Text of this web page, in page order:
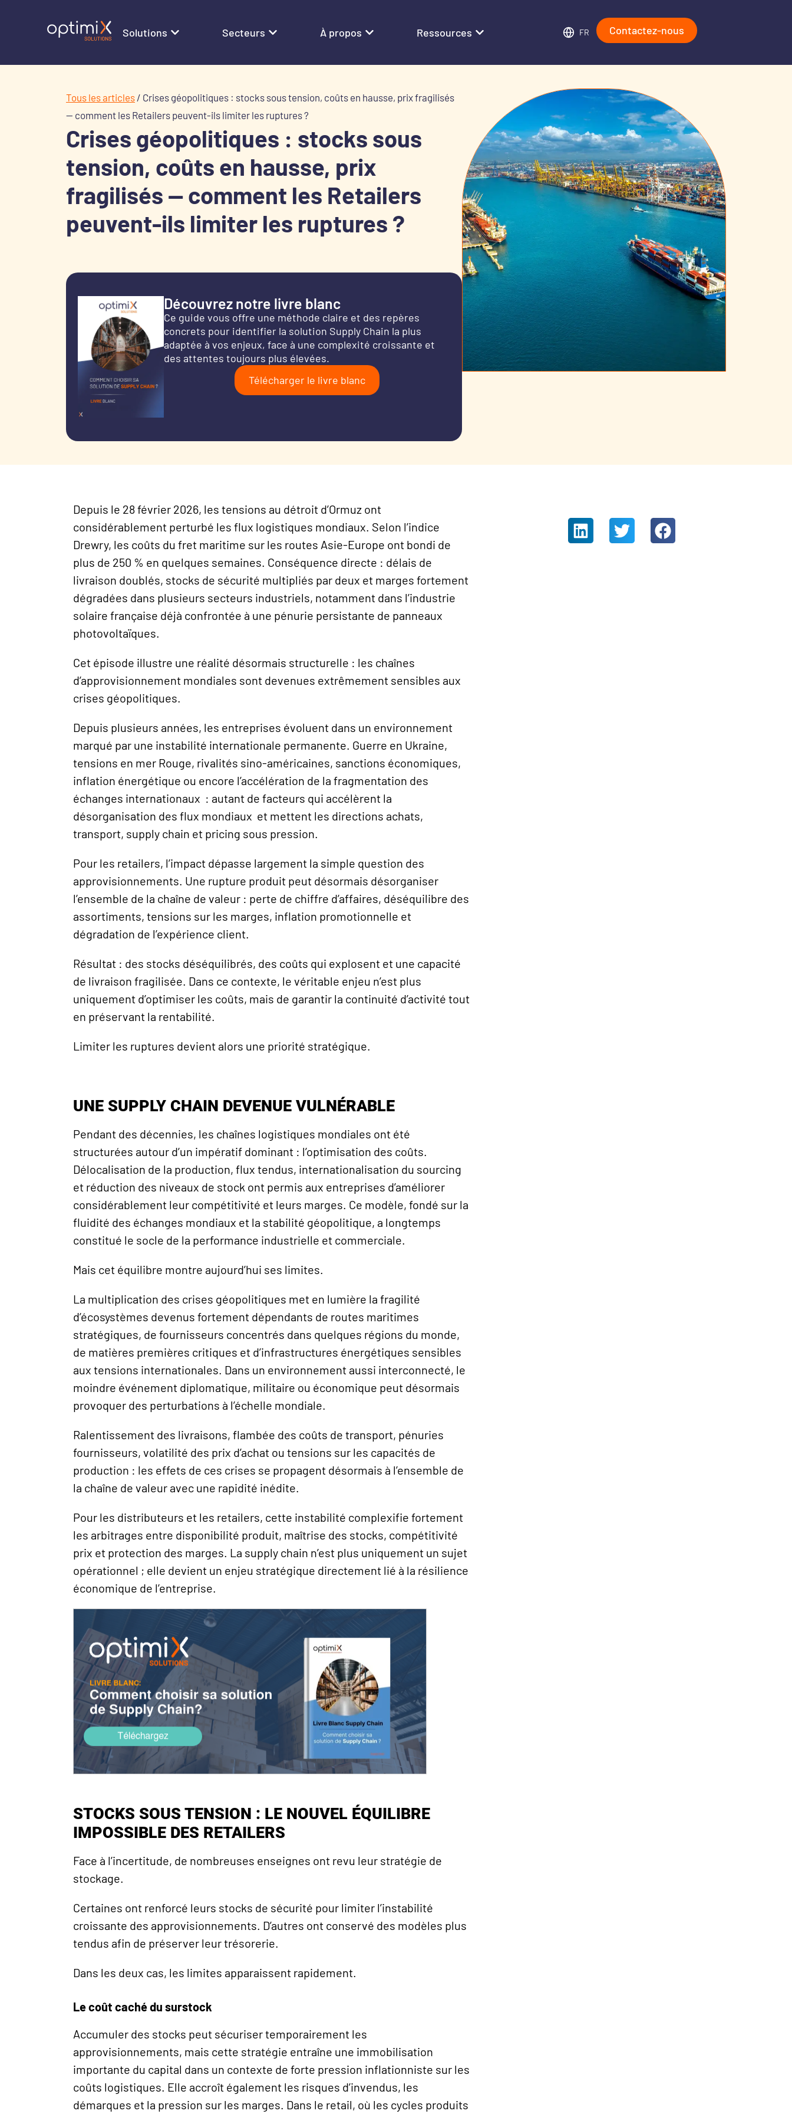
Solutions Secteurs À propos Ressources FR Contactez-nous
Tous les articles / Crises géopolitiques : stocks sous tension, coûts en hausse, prix fragilisés
— comment les Retailers peuvent-ils limiter les ruptures ?
Crises géopolitiques : stocks sous
tension, coûts en hausse, prix
fragilisés — comment les Retailers
peuvent-ils limiter les ruptures ?
Découvrez notre livre blanc
Ce guide vous offre une méthode claire et des repères
concrets pour identifier la solution Supply Chain la plus
adaptée à vos enjeux, face à une complexité croissante et
des attentes toujours plus élevées.
Télécharger le livre blanc
Depuis le 28 février 2026, les tensions au détroit d’Ormuz ont
considérablement perturbé les flux logistiques mondiaux. Selon l’indice
Drewry, les coûts du fret maritime sur les routes Asie-Europe ont bondi de
plus de 250 % en quelques semaines. Conséquence directe : délais de
livraison doublés, stocks de sécurité multipliés par deux et marges fortement
dégradées dans plusieurs secteurs industriels, notamment dans l’industrie
solaire française déjà confrontée à une pénurie persistante de panneaux
photovoltaïques.
Cet épisode illustre une réalité désormais structurelle : les chaînes
d’approvisionnement mondiales sont devenues extrêmement sensibles aux
crises géopolitiques.
Depuis plusieurs années, les entreprises évoluent dans un environnement
marqué par une instabilité internationale permanente. Guerre en Ukraine,
tensions en mer Rouge, rivalités sino-américaines, sanctions économiques,
inflation énergétique ou encore l’accélération de la fragmentation des
échanges internationaux : autant de facteurs qui accélèrent la
désorganisation des flux mondiaux et mettent les directions achats,
transport, supply chain et pricing sous pression.
Pour les retailers, l’impact dépasse largement la simple question des
approvisionnements. Une rupture produit peut désormais désorganiser
l’ensemble de la chaîne de valeur : perte de chiffre d’affaires, déséquilibre des
assortiments, tensions sur les marges, inflation promotionnelle et
dégradation de l’expérience client.
Résultat : des stocks déséquilibrés, des coûts qui explosent et une capacité
de livraison fragilisée. Dans ce contexte, le véritable enjeu n’est plus
uniquement d’optimiser les coûts, mais de garantir la continuité d’activité tout
en préservant la rentabilité.
Limiter les ruptures devient alors une priorité stratégique.
UNE SUPPLY CHAIN DEVENUE VULNÉRABLE
Pendant des décennies, les chaînes logistiques mondiales ont été
structurées autour d’un impératif dominant : l’optimisation des coûts.
Délocalisation de la production, flux tendus, internationalisation du sourcing
et réduction des niveaux de stock ont permis aux entreprises d’améliorer
considérablement leur compétitivité et leurs marges. Ce modèle, fondé sur la
fluidité des échanges mondiaux et la stabilité géopolitique, a longtemps
constitué le socle de la performance industrielle et commerciale.
Mais cet équilibre montre aujourd’hui ses limites.
La multiplication des crises géopolitiques met en lumière la fragilité
d’écosystèmes devenus fortement dépendants de routes maritimes
stratégiques, de fournisseurs concentrés dans quelques régions du monde,
de matières premières critiques et d’infrastructures énergétiques sensibles
aux tensions internationales. Dans un environnement aussi interconnecté, le
moindre événement diplomatique, militaire ou économique peut désormais
provoquer des perturbations à l’échelle mondiale.
Ralentissement des livraisons, flambée des coûts de transport, pénuries
fournisseurs, volatilité des prix d’achat ou tensions sur les capacités de
production : les effets de ces crises se propagent désormais à l’ensemble de
la chaîne de valeur avec une rapidité inédite.
Pour les distributeurs et les retailers, cette instabilité complexifie fortement
les arbitrages entre disponibilité produit, maîtrise des stocks, compétitivité
prix et protection des marges. La supply chain n’est plus uniquement un sujet
opérationnel ; elle devient un enjeu stratégique directement lié à la résilience
économique de l’entreprise.
STOCKS SOUS TENSION : LE NOUVEL ÉQUILIBRE
IMPOSSIBLE DES RETAILERS
Face à l’incertitude, de nombreuses enseignes ont revu leur stratégie de
stockage.
Certaines ont renforcé leurs stocks de sécurité pour limiter l’instabilité
croissante des approvisionnements. D’autres ont conservé des modèles plus
tendus afin de préserver leur trésorerie.
Dans les deux cas, les limites apparaissent rapidement.
Le coût caché du surstock
Accumuler des stocks peut sécuriser temporairement les
approvisionnements, mais cette stratégie entraîne une immobilisation
importante du capital dans un contexte de forte pression inflationniste sur les
coûts logistiques. Elle accroît également les risques d’invendus, les
démarques et la pression sur les marges. Dans le retail, où les cycles produits